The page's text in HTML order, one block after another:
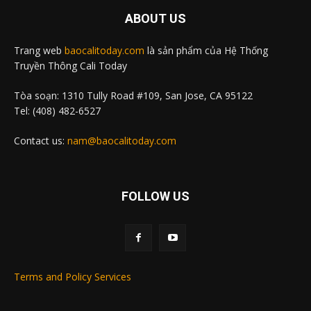
ABOUT US
Trang web baocalitoday.com là sản phẩm của Hệ Thống
Truyền Thông Cali Today
Tòa soạn: 1310 Tully Road #109, San Jose, CA 95122
Tel: (408) 482-6527
Contact us: nam@baocalitoday.com
FOLLOW US
Terms and Policy Services